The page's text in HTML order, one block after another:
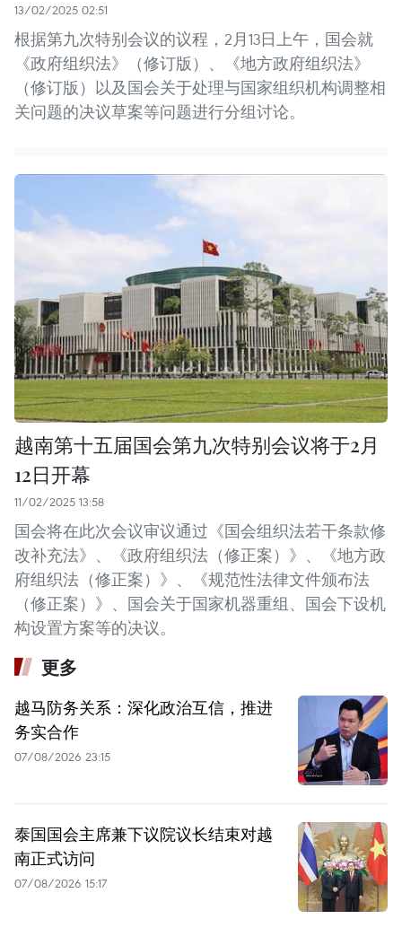
13/02/2025 02:51
根据第九次特别会议的议程，2月13日上午，国会就
《政府组织法》（修订版）、《地方政府组织法》
（修订版）以及国会关于处理与国家组织机构调整相
关问题的决议草案等问题进行分组讨论。
越南第十五届国会第九次特别会议将于2月
12日开幕
11/02/2025 13:58
国会将在此次会议审议通过《国会组织法若干条款修
改补充法》、《政府组织法（修正案）》、《地方政
府组织法（修正案）》、《规范性法律文件颁布法
（修正案）》、国会关于国家机器重组、国会下设机
构设置方案等的决议。
更多
越马防务关系：深化政治互信，推进
务实合作
07/08/2026 23:15
泰国国会主席兼下议院议长结束对越
南正式访问
07/08/2026 15:17